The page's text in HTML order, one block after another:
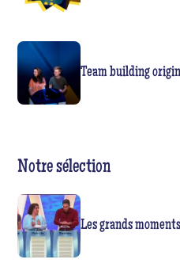
Team building
Notre sélection
Les grands